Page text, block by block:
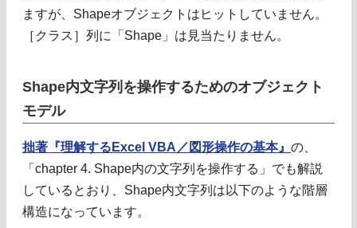
ますが、Shapeオブジェクトはヒットしていません。
［クラス］列に「Shape」は見当たりません。
Shape内文字列を操作するためのオブジェクト
モデル
拙著『理解するExcel VBA／図形操作の基本』 の、
「chapter 4. Shape内の文字列を操作する」でも解説
しているとおり、Shape内文字列は以下のような階層
構造になっています。